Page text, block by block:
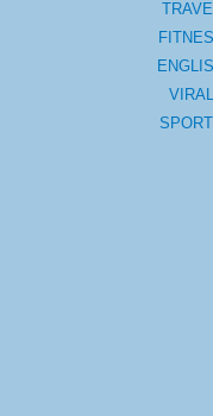
VIRAL